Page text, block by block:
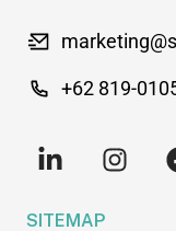
+62 819-
SITEMAP